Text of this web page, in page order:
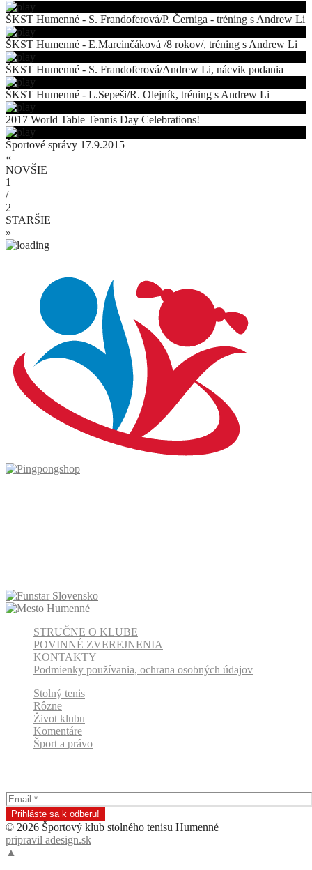
ŠKST Humenné - S. Frandoferová/P. Černiga - tréning s Andrew Li
ŠKST Humenné - E.Marcinčáková /8 rokov/, tréning s Andrew Li
ŠKST Humenné - S. Frandoferová/Andrew Li, nácvik podania
ŠKST Humenné - L.Sepeši/R. Olejník, tréning s Andrew Li
2017 World Table Tennis Day Celebrations!
Športové správy 17.9.2015
«
NOVŠIE
1
/
2
STARŠIE
»
STRUČNE O KLUBE
POVINNÉ ZVEREJNENIA
KONTAKTY
Podmienky používania, ochrana osobných údajov
Stolný tenis
Rôzne
Život klubu
Komentáre
Šport a právo
© 2026 Športový klub stolného tenisu Humenné
pripravil adesign.sk
▲